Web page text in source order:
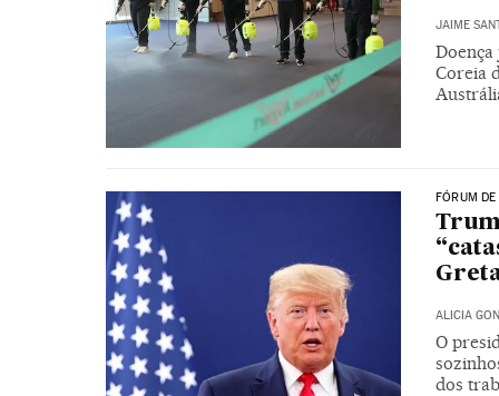
JAIME
Doença
Coreia
FÓRUM DE
ALICIA
O
dos